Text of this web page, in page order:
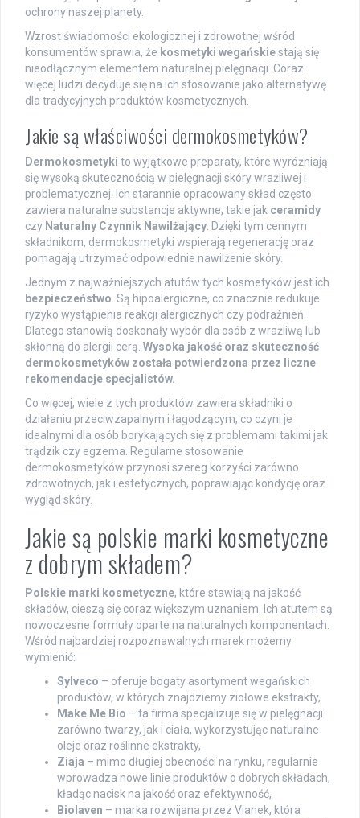
ochrony naszej planety.
Wzrost świadomości ekologicznej i zdrowotnej wśród
konsumentów sprawia, że kosmetyki wegańskiestają się
nieodłącznym elementem naturalnej pielęgnacji. Coraz
więcej ludzi decyduje się na ich stosowanie jako alternatywę
dla tradycyjnych produktów kosmetycznych.
Jakie są właściwości dermokosmetyków?
Dermokosmetyki to wyjątkowe preparaty, które wyróżniają
się wysoką skutecznością w pielęgnacji skóry wrażliwej i
problematycznej. Ich starannie opracowany skład często
zawiera naturalne substancje aktywne, takie jak ceramidy
czy Naturalny Czynnik Nawilżający . Dzięki tym cennym
składnikom, dermokosmetyki wspierają regenerację oraz
pomagają utrzymać odpowiednie nawilżenie skóry.
Jednym z najważniejszych atutów tych kosmetyków jest ich
bezpieczeństwo . Są hipoalergiczne, co znacznie redukuje
ryzyko wystąpienia reakcji alergicznych czy podrażnień.
Dlatego stanowią doskonały wybór dla osób z wrażliwą lub
skłonną do alergii cerą. Wysoka jakość oraz skuteczność
dermokosmetyków została potwierdzona przez liczne
rekomendacje specjalistów.
Co więcej, wiele z tych produktów zawiera składniki o
działaniu przeciwzapalnym i łagodzącym, co czyni je
idealnymi dla osób borykających się z problemami takimi jak
trądzik czy egzema. Regularne stosowanie
dermokosmetyków przynosi szereg korzyści zarówno
zdrowotnych, jak i estetycznych, poprawiając kondycję oraz
wygląd skóry.
Jakie są polskie marki kosmetyczne
z dobrym składem?
Polskie marki kosmetyczne, które stawiają na jakość
składów, cieszą się coraz większym uznaniem. Ich atutem są
nowoczesne formuły oparte na naturalnych komponentach.
Wśród najbardziej rozpoznawalnych marek możemy
wymienić:
Sylveco – oferuje bogaty asortyment wegańskich
produktów, w których znajdziemy ziołowe ekstrakty,
Make Me Bio – ta firma specjalizuje się w pielęgnacji
zarówno twarzy, jak i ciała, wykorzystując naturalne
oleje oraz roślinne ekstrakty,
Ziaja – mimo długiej obecności na rynku, regularnie
wprowadza nowe linie produktów o dobrych składach,
kładąc nacisk na jakość oraz efektywność,
Biolaven – marka rozwijana przez Vianek, która